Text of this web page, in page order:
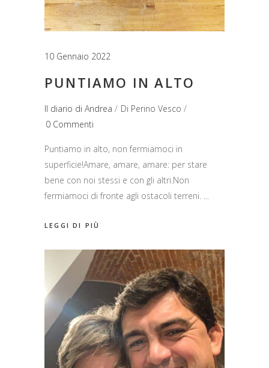
10 Gennaio 2022
PUNTIAMO IN ALTO
Il diario di Andrea Di Perino Vesco
0 Commenti
Puntiamo in alto, non fermiamoci in
superficie!Amare, amare, amare: per stare
bene con noi stessi e con gli altri.Non
fermiamoci di fronte agli ostacoli terreni.
LEGGI DI PIÙ